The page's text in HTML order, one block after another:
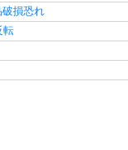
破損恐れ
転